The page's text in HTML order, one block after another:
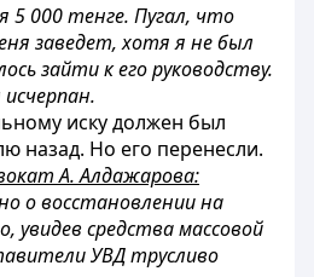
5 000 тенге. Пугал, что
заведет, хотя я не был
зайти к его руководству.
иску должен был
назад. Но его перенесли.
А. Алдажарова:
о восстановлении на
увидев средства массовой
УВД трусливо